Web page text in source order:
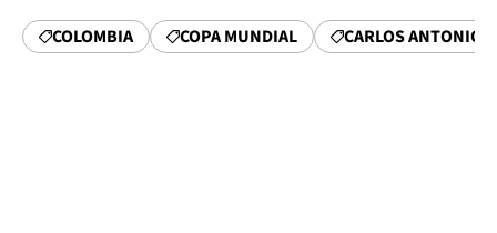
COLOMBIA COPA MUNDIAL CARLOS ANTONIO